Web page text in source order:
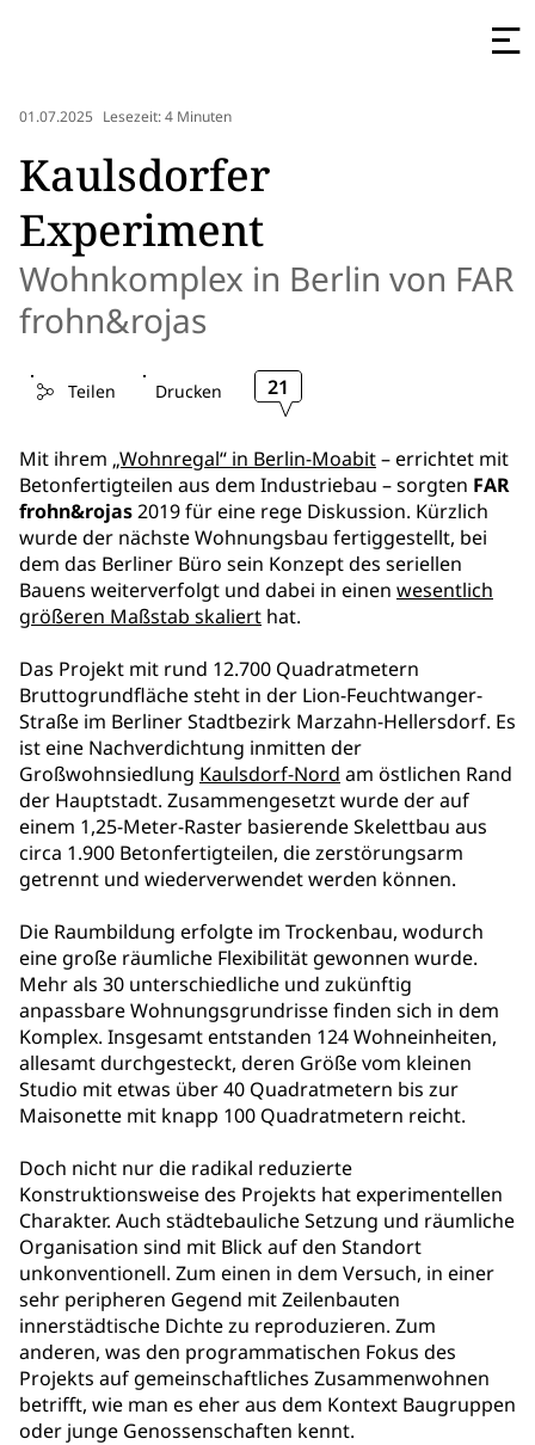
01.07.2025 Lesezeit: 4 Minuten
Kaulsdorfer
Experiment
Wohnkomplex in Berlin von FAR
frohn&rojas
Teilen Drucken 21
Mit ihrem „Wohnregal“ in Berlin-Moabit– errichtet mit
Betonfertigteilen aus dem Industriebau – sorgten FAR
frohn&rojas2019 für eine rege Diskussion. Kürzlich
wurde der nächste Wohnungsbau fertiggestellt, bei
dem das Berliner Büro sein Konzept des seriellen
Bauens weiterverfolgt und dabei in einen wesentlich
größeren Maßstab skaliert hat.
Das Projekt mit rund 12.700 Quadratmetern
Bruttogrundfläche steht in der Lion-Feuchtwanger-
Straße im Berliner Stadtbezirk Marzahn-Hellersdorf. Es
ist eine Nachverdichtung inmitten der
Großwohnsiedlung Kaulsdorf-Nord am östlichen Rand
der Hauptstadt. Zusammengesetzt wurde der auf
einem 1,25-Meter-Raster basierende Skelettbau aus
circa 1.900 Betonfertigteilen, die zerstörungsarm
getrennt und wiederverwendet werden können.
Die Raumbildung erfolgte im Trockenbau, wodurch
eine große räumliche Flexibilität gewonnen wurde.
Mehr als 30 unterschiedliche und zukünftig
anpassbare Wohnungsgrundrisse finden sich in dem
Komplex. Insgesamt entstanden 124 Wohneinheiten,
allesamt durchgesteckt, deren Größe vom kleinen
Studio mit etwas über 40 Quadratmetern bis zur
Maisonette mit knapp 100 Quadratmetern reicht.
Doch nicht nur die radikal reduzierte
Konstruktionsweise des Projekts hat experimentellen
Charakter. Auch städtebauliche Setzung und räumliche
Organisation sind mit Blick auf den Standort
unkonventionell. Zum einen in dem Versuch, in einer
sehr peripheren Gegend mit Zeilenbauten
innerstädtische Dichte zu reproduzieren. Zum
anderen, was den programmatischen Fokus des
Projekts auf gemeinschaftliches Zusammenwohnen
betrifft, wie man es eher aus dem Kontext Baugruppen
oder junge Genossenschaften kennt.